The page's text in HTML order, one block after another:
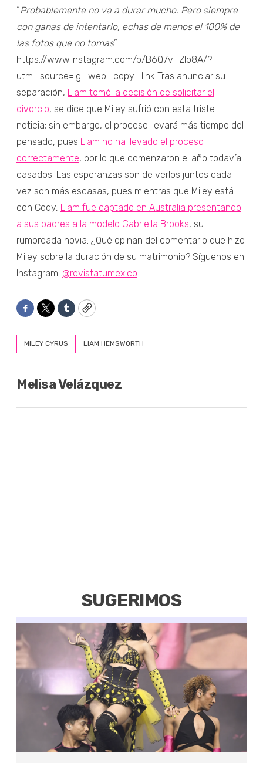
“Probablemente no va a durar mucho. Pero siempre
con ganas de intentarlo, echas de menos el 100% de
las fotos que no tomas”.
https://www.instagram.com/p/B6Q7vHZlo8A/?
utm_source=ig_web_copy_link Tras anunciar su
separación, Liam tomó la decisión de solicitar el
divorcio, se dice que Miley sufrió con esta triste
noticia; sin embargo, el proceso llevará más tiempo del
pensado, pues Liam no ha llevado el proceso
correctamente, por lo que comenzaron el año todavía
casados. Las esperanzas son de verlos juntos cada
vez son más escasas, pues mientras que Miley está
con Cody, Liam fue captado en Australia presentando
a sus padres a la modelo Gabriella Brooks, su
rumoreada novia. ¿Qué opinan del comentario que hizo
Miley sobre la duración de su matrimonio? Síguenos en
Instagram: @revistatumexico
Facebook
TwitterTumblrCopy
MILEY CYRUS LIAM HEMSWORTH
Melisa Velázquez
SUGERIMOS